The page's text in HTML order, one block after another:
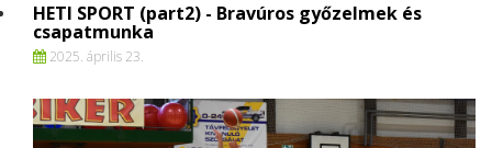
HETI SPORT (part2) - Bravúros győzelmek és
csapatmunka
2025. április 23.